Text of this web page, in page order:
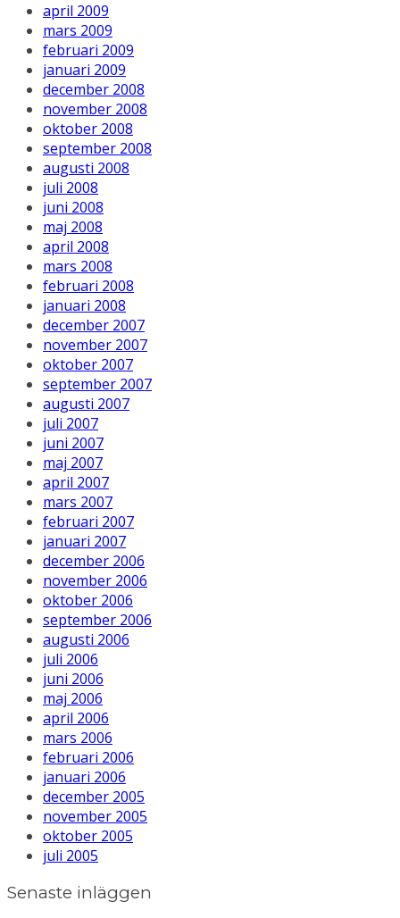
april 2009
mars 2009
februari 2009
januari 2009
december 2008
november 2008
oktober 2008
september 2008
augusti 2008
juli 2008
juni 2008
maj 2008
april 2008
mars 2008
februari 2008
januari 2008
december 2007
november 2007
oktober 2007
september 2007
augusti 2007
juli 2007
juni 2007
maj 2007
april 2007
mars 2007
februari 2007
januari 2007
december 2006
november 2006
oktober 2006
september 2006
augusti 2006
juli 2006
juni 2006
maj 2006
april 2006
mars 2006
februari 2006
januari 2006
december 2005
november 2005
oktober 2005
juli 2005
Senaste inläggen